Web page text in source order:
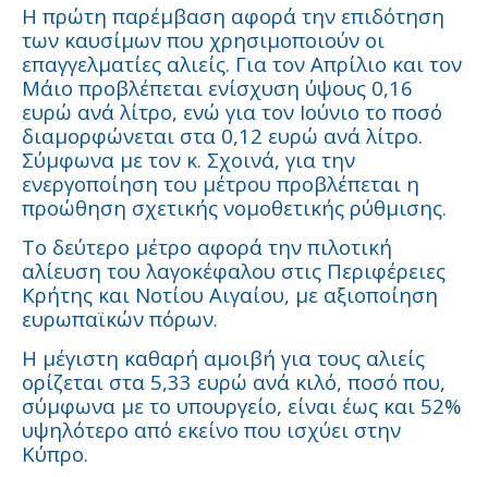
Η πρώτη παρέμβαση αφορά την επιδότηση
των καυσίμων που χρησιμοποιούν οι
επαγγελματίες αλιείς. Για τον Απρίλιο και τον
Μάιο προβλέπεται ενίσχυση ύψους 0,16
ευρώ ανά λίτρο, ενώ για τον Ιούνιο το ποσό
διαμορφώνεται στα 0,12 ευρώ ανά λίτρο.
Σύμφωνα με τον κ. Σχοινά, για την
ενεργοποίηση του μέτρου προβλέπεται η
προώθηση σχετικής νομοθετικής ρύθμισης.
Το δεύτερο μέτρο αφορά την πιλοτική
αλίευση του λαγοκέφαλου στις Περιφέρειες
Κρήτης και Νοτίου Αιγαίου, με αξιοποίηση
ευρωπαϊκών πόρων.
Η μέγιστη καθαρή αμοιβή για τους αλιείς
ορίζεται στα 5,33 ευρώ ανά κιλό, ποσό που,
σύμφωνα με το υπουργείο, είναι έως και 52%
υψηλότερο από εκείνο που ισχύει στην
Κύπρο.